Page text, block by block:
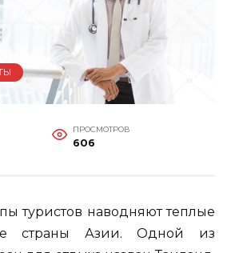
ПРОСМОТРОВ
606
туристов наводняют теплые
страны Азии. Одной из